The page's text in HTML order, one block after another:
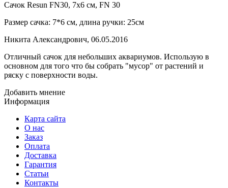
Сачок Resun FN30, 7х6 см, FN 30
Размер сачка: 7*6 см, длина ручки: 25см
Никита Александрович, 06.05.2016
Отличный сачок для небольших аквариумов. Использую в
основном для того что бы собрать "мусор" от растений и
ряску с поверхности воды.
Добавить мнение
Информация
Карта сайта
О нас
Заказ
Оплата
Доставка
Гарантия
Статьи
Контакты